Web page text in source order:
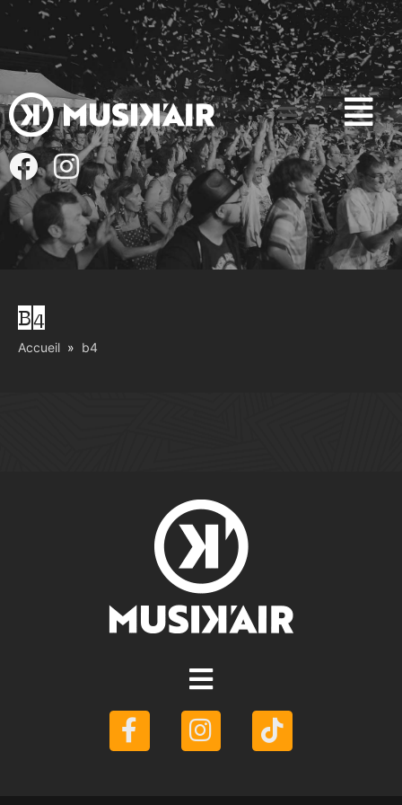
B4
Accueil b4